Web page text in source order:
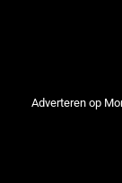
Adverteren op